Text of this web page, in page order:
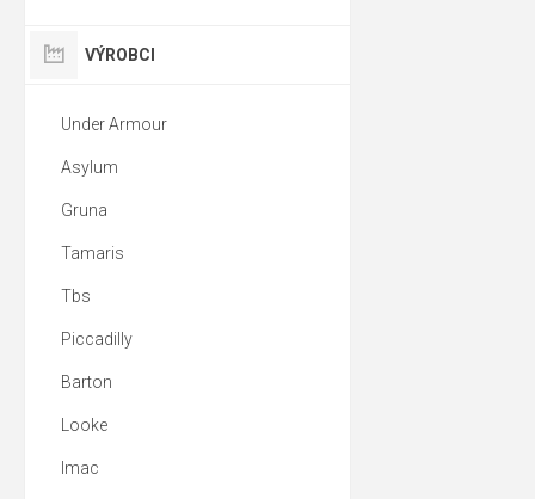
VÝROBCI
Under Armour
Asylum
Gruna
Tamaris
Tbs
Piccadilly
Barton
Looke
Imac